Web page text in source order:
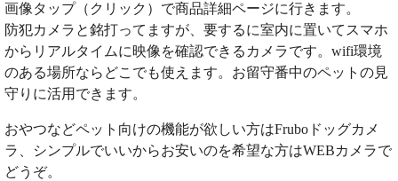
画像タップ（クリック）で商品詳細ページに行きます。
防犯カメラと銘打ってますが、要するに室内に置いてスマホ
からリアルタイムに映像を確認できるカメラです。wifi環境
のある場所ならどこでも使えます。お留守番中のペットの見
守りに活用できます。
おやつなどペット向けの機能が欲しい方はFruboドッグカメ
ラ、シンプルでいいからお安いのを希望な方はWEBカメラで
どうぞ。